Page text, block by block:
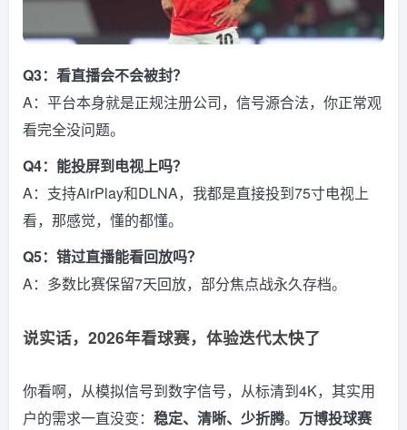
Q3：看直播会不会被封？
A：平台本身就是正规注册公司，信号源合法，你正常观
看完全没问题。
Q4：能投屏到电视上吗？
A：支持AirPlay和DLNA，我都是直接投到75寸电视上
看，那感觉，懂的都懂。
Q5：错过直播能看回放吗？
A：多数比赛保留7天回放，部分焦点战永久存档。
说实话，2026年看球赛，体验迭代太快了
你看啊，从模拟信号到数字信号，从标清到4K，其实用
户的需求一直没变： 稳定、清晰、少折腾。 万博投球赛